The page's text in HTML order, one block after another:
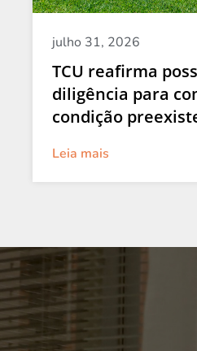
julho 31, 2026
TCU reafirma
diligência para
condição
Leia mais